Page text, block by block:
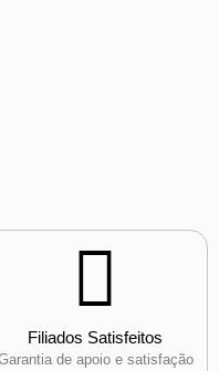
Filiados Satisfeitos
de apoio e satisfação